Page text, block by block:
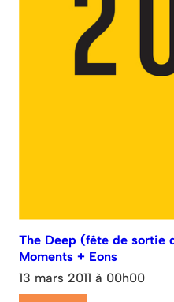
The Deep (fête de sortie
Moments + Eons
13 mars 2011 à 00h00